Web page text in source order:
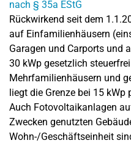
Rückwirkend seit dem
auf Einfamilienhäusern
Garagen und Carports und
30 kWp gesetzlich
Mehrfamilienhäusern und
liegt die Grenze bei 15 kWp
Auch Fotovoltaikanlagen
Zwecken genutzten
Wohn-/Geschäftseinheit